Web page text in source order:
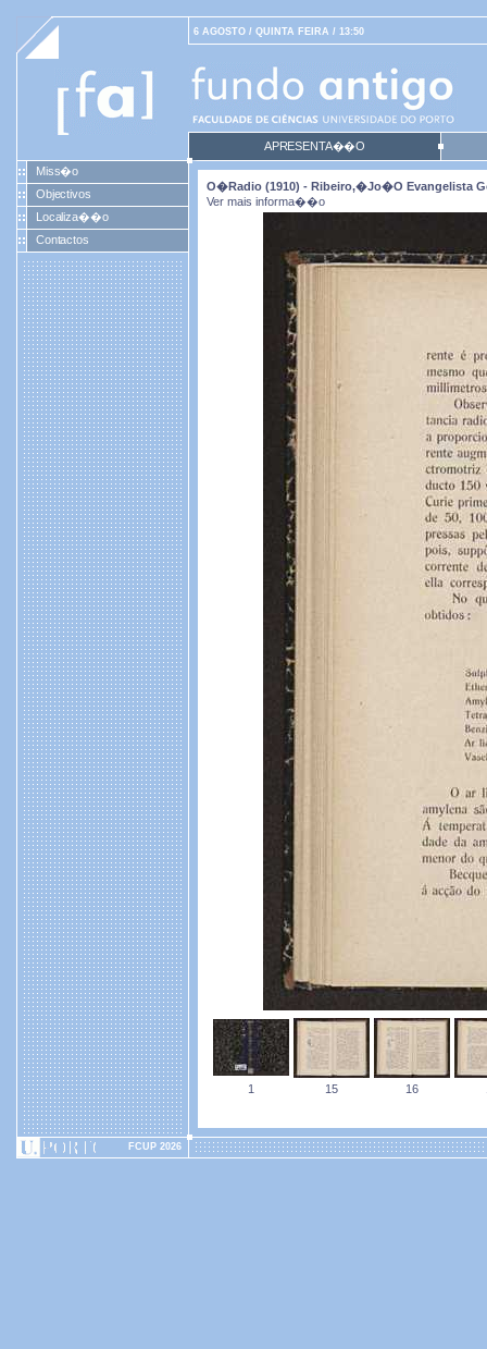
6 AGOSTO / QUINTA FEIRA / 13:50
APRESENTA��O
Miss�o
Objectivos
Localiza��o
Contactos
O�radio (1910) - Ribeiro,�Jo�o Evangelista
Ver mais informa��o
1 15 16
FCUP 2026